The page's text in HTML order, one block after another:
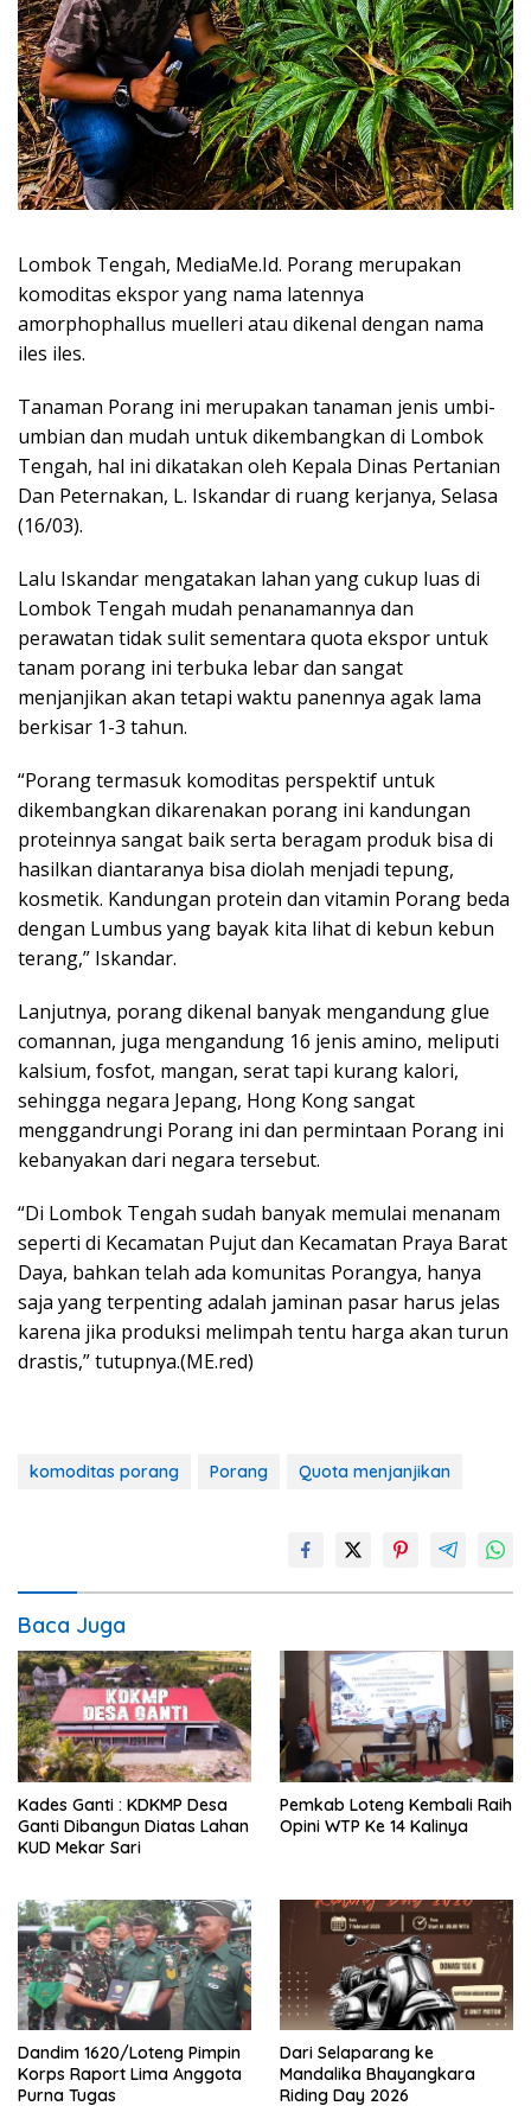
Lombok Tengah, MediaMe.Id. Porang merupakan
komoditas ekspor yang nama latennya
amorphophallus muelleri atau dikenal dengan nama
iles iles.
Tanaman Porang ini merupakan tanaman jenis umbi-
umbian dan mudah untuk dikembangkan di Lombok
Tengah, hal ini dikatakan oleh Kepala Dinas Pertanian
Dan Peternakan, L. Iskandar di ruang kerjanya, Selasa
(16/03).
Lalu Iskandar mengatakan lahan yang cukup luas di
Lombok Tengah mudah penanamannya dan
perawatan tidak sulit sementara quota ekspor untuk
tanam porang ini terbuka lebar dan sangat
menjanjikan akan tetapi waktu panennya agak lama
berkisar 1-3 tahun.
“Porang termasuk komoditas perspektif untuk
dikembangkan dikarenakan porang ini kandungan
proteinnya sangat baik serta beragam produk bisa di
hasilkan diantaranya bisa diolah menjadi tepung,
kosmetik. Kandungan protein dan vitamin Porang beda
dengan Lumbus yang bayak kita lihat di kebun kebun
terang,” Iskandar.
Lanjutnya, porang dikenal banyak mengandung glue
comannan, juga mengandung 16 jenis amino, meliputi
kalsium, fosfot, mangan, serat tapi kurang kalori,
sehingga negara Jepang, Hong Kong sangat
menggandrungi Porang ini dan permintaan Porang ini
kebanyakan dari negara tersebut.
“Di Lombok Tengah sudah banyak memulai menanam
seperti di Kecamatan Pujut dan Kecamatan Praya Barat
Daya, bahkan telah ada komunitas Porangya, hanya
saja yang terpenting adalah jaminan pasar harus jelas
karena jika produksi melimpah tentu harga akan turun
drastis,” tutupnya.(ME.red)
komoditas porang Porang Quota menjanjikan
Baca Juga
Kades Ganti : KDKMP Desa
Ganti Dibangun Diatas Lahan
KUD Mekar Sari
Pemkab Loteng Kembali Raih
Opini WTP Ke 14 Kalinya
Dandim 1620/Loteng Pimpin
Korps Raport Lima Anggota
Purna Tugas
‎Dari Selaparang ke
Mandalika Bhayangkara
Riding Day 2026